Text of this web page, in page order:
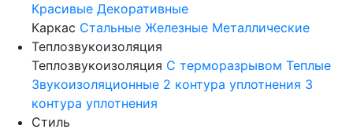
Красивые Декоративные
Каркас Стальные Железные Металлические
Теплозвукоизоляция
Теплозвукоизоляция С терморазрывом Теплые
Звукоизоляционные 2 контура уплотнения 3
контура уплотнения
Стиль